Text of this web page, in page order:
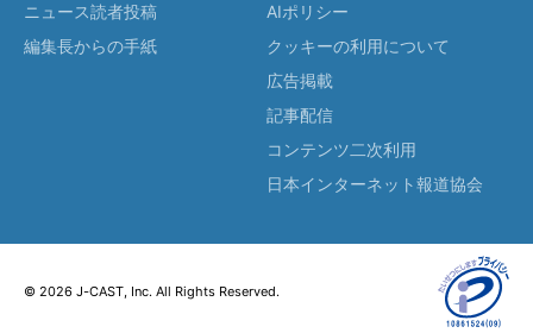
ニュース読者投稿
編集長からの手紙
AIポリシー
クッキーの利用について
広告掲載
記事配信
コンテンツ二次利用
日本インターネット報道協会
© 2026 J-CAST, Inc. All Rights Reserved.